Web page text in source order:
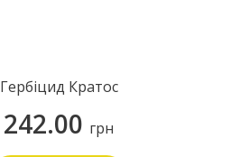
Гербіцид Кратос
242.00 грн